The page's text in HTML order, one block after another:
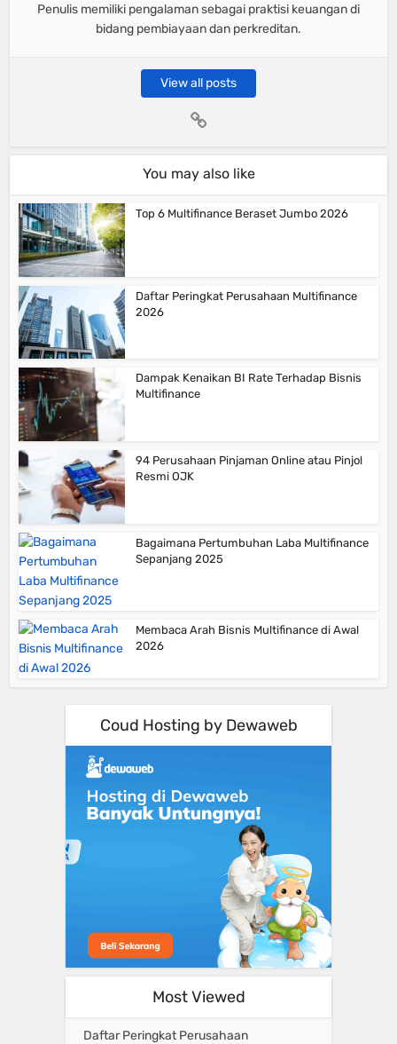
Penulis memiliki pengalaman sebagai praktisi keuangan di
bidang pembiayaan dan perkreditan.
View all posts
You may also like
Top 6 Multifinance Beraset Jumbo 2026
Daftar Peringkat Perusahaan Multifinance
2026
Dampak Kenaikan BI Rate Terhadap Bisnis
Multifinance
94 Perusahaan Pinjaman Online atau Pinjol
Resmi OJK
Bagaimana Pertumbuhan Laba Multifinance
Sepanjang 2025
Membaca Arah Bisnis Multifinance di Awal
2026
Coud Hosting by Dewaweb
Most Viewed
Daftar Peringkat Perusahaan